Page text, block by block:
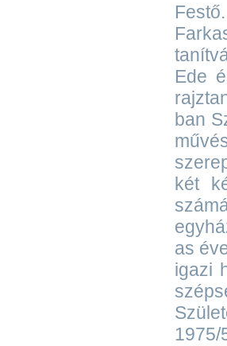
Ede
ban
két
as
igazi
1975/